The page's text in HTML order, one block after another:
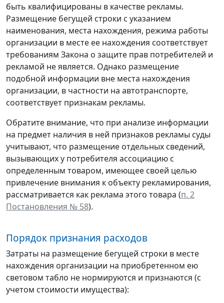
быть квалифицированы в качестве рекламы.
Размещение бегущей строки с указанием
наименования, места нахождения, режима работы
организации в месте ее нахождения соответствует
требованиям Закона о защите прав потребителей и
рекламой не является. Однако размещение
подобной информации вне места нахождения
организации, в частности на автотранспорте,
соответствует признакам рекламы.
Обратите внимание, что при анализе информации
на предмет наличия в ней признаков рекламы суды
учитывают, что размещение отдельных сведений,
вызывающих у потребителя ассоциацию с
определенным товаром, имеющее своей целью
привлечение внимания к объекту рекламирования,
рассматривается как реклама этого товара (п. 2
Постановления № 58).
Порядок признания расходов
Затраты на размещение бегущей строки в месте
нахождения организации на приобретенном ею
световом табло не нормируются и признаются (с
учетом стоимости имущества):